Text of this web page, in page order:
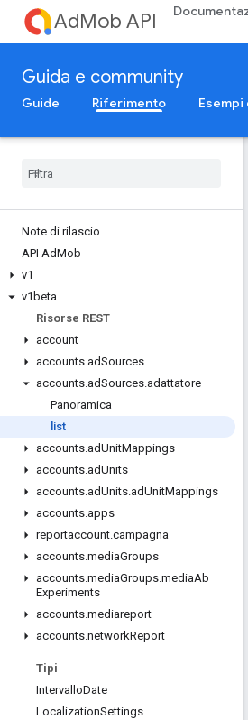
AdMob API
Guida e community
Guide Riferimento
Note di rilascio
API AdMob
v1
v1beta
Risorse REST
account
accounts.adSources
accounts.adSources.adattatore
Panoramica
list
accounts.adUnitMappings
accounts.adUnits
accounts.adUnits.adUnitMappings
accounts.apps
reportaccount.campagna
accounts.mediaGroups
accounts.mediaGroups.mediaAb
Experiments
accounts.mediareport
accounts.networkReport
Tipi
IntervalloDate
LocalizationSettings